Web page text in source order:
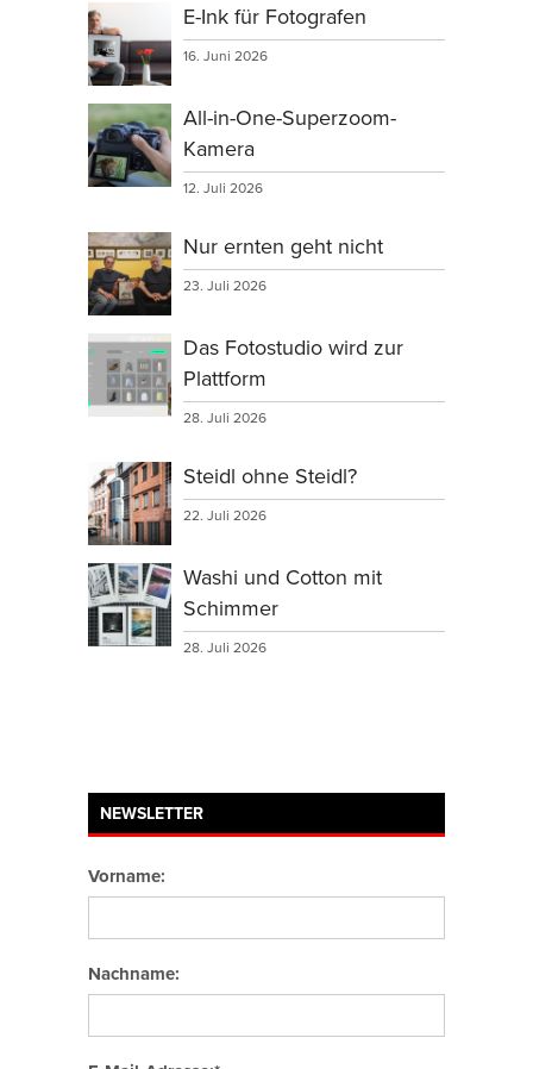
E-Ink für Fotografen
16. Juni 2026
All-in-One-Superzoom-
Kamera
12. Juli 2026
Nur ernten geht nicht
23. Juli 2026
Das Fotostudio wird zur
Plattform
28. Juli 2026
Steidl ohne Steidl?
22. Juli 2026
Washi und Cotton mit
Schimmer
28. Juli 2026
NEWSLETTER
Vorname:
Nachname: